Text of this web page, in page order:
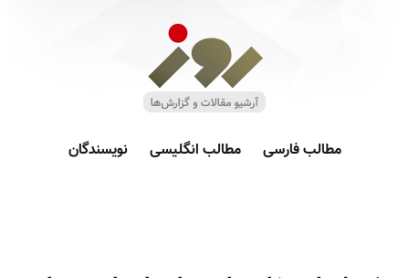
مطالب فارسی مطالب انگلیسی نویسندگان